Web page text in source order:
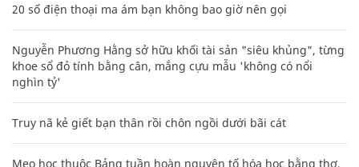
20 số điện thoại ma ám bạn không bao giờ nên gọi
Nguyễn Phương Hằng sở hữu khối tài sản "siêu khủng", từng
khoe sổ đỏ tính bằng cân, mắng cựu mẫu 'không có nổi
nghìn tỷ'
Truy nã kẻ giết bạn thân rồi chôn ngồi dưới bãi cát
Mẹo học thuộc Bảng tuần hoàn nguyên tố hóa học bằng thơ,